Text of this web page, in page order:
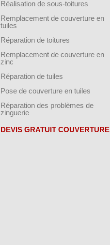
Réalisation de sous-toitures
Remplacement de couverture en
tuiles
Réparation de toitures
Remplacement de couverture en
zinc
Réparation de tuiles
Pose de couverture en tuiles
Réparation des problèmes de
zinguerie
DEVIS GRATUIT COUVERTURE